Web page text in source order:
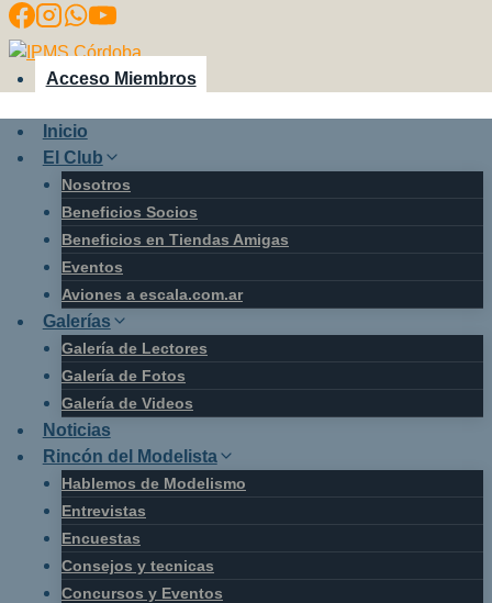
Saltar
al
contenido
Acceso Miembros
Inicio
El Club
Nosotros
Beneficios Socios
Beneficios en Tiendas Amigas
Eventos
Aviones a escala.com.ar
Galerías
Galería de Lectores
Galería de Fotos
Galería de Videos
Noticias
Rincón del Modelista
Hablemos de Modelismo
Entrevistas
Encuestas
Consejos y tecnicas
Concursos y Eventos